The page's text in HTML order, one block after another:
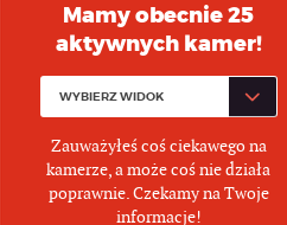
Mamy obecnie 25
aktywnych kamer!
Zauważyłeś coś ciekawego na
kamerze, a może coś nie działa
poprawnie. Czekamy na Twoje
informacje!